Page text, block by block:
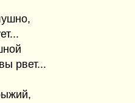
рвет...